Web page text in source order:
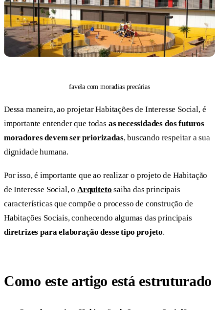
favela com moradias precárias
Dessa maneira, ao projetar Habitações de Interesse Social, é
importante entender que todas as necessidades dos futuros
moradores devem ser priorizadas, buscando respeitar a sua
dignidade humana.
Por isso, é importante que ao realizar o projeto de Habitação
de Interesse Social, o Arquiteto saiba das principais
características que compõe o processo de construção de
Habitações Sociais, conhecendo algumas das principais
diretrizes para elaboração desse tipo projeto.
Como este artigo está estruturado